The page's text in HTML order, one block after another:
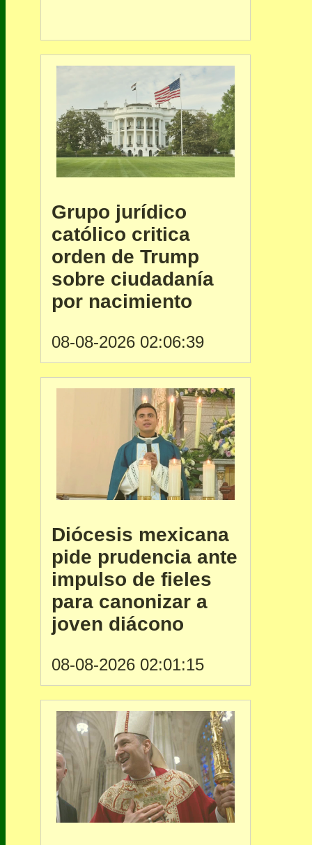
Grupo jurídico
católico critica
orden de Trump
sobre ciudadanía
por nacimiento
08-08-2026 02:06:39
Diócesis mexicana
pide prudencia ante
impulso de fieles
para canonizar a
joven diácono
08-08-2026 02:01:15